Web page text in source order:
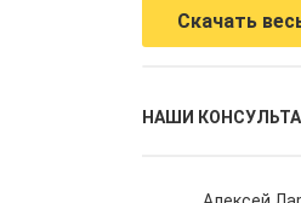
Скачать
НАШИ